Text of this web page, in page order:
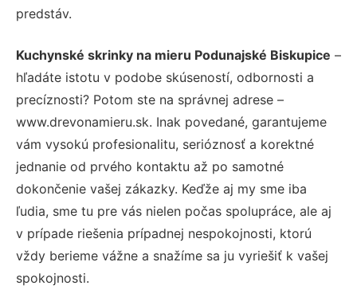
predstáv.
Kuchynské skrinky na mieru Podunajské Biskupice –
hľadáte istotu v podobe skúseností, odbornosti a
precíznosti? Potom ste na správnej adrese –
www.drevonamieru.sk. Inak povedané, garantujeme
vám vysokú profesionalitu, serióznosť a korektné
jednanie od prvého kontaktu až po samotné
dokončenie vašej zákazky. Keďže aj my sme iba
ľudia, sme tu pre vás nielen počas spolupráce, ale aj
v prípade riešenia prípadnej nespokojnosti, ktorú
vždy berieme vážne a snažíme sa ju vyriešiť k vašej
spokojnosti.